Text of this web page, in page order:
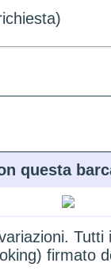
questa
firmato